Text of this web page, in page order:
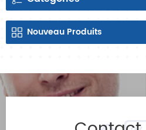
Nouveau Produits